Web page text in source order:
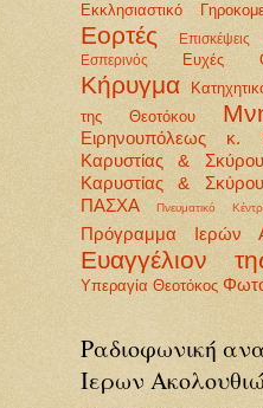
Εκκλησιαστικό
Εορτές Επισκέψεις
Εσπερινός
Ευχές
Κήρυγμα
της Θεοτόκου
Ειρηνουπόλεως κ.
Καρυστίας &
Καρυστίας &
ΠΑΣΧΑ
Πνευματικό
Πρόγραμμα Ιερών
Ευαγγέλιον
Υπεραγία Θεοτόκος
Ραδιοφωνική
Ιερων